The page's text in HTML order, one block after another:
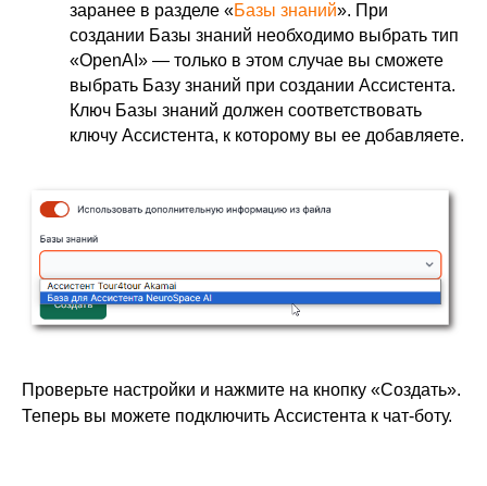
заранее в разделе «Базы знаний». При
создании Базы знаний необходимо выбрать тип
«OpenAI» — только в этом случае вы сможете
выбрать Базу знаний при создании Ассистента.
Ключ Базы знаний должен соответствовать
ключу Ассистента, к которому вы ее добавляете.
Проверьте настройки и нажмите на кнопку «Создать».
Теперь вы можете подключить Ассистента к чат-боту.